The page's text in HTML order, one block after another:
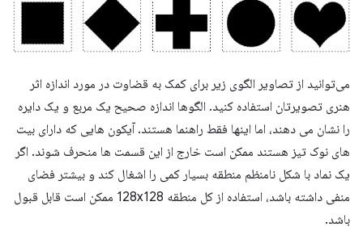
می‌توانید از تصاویر الگوی زیر برای کمک به قضاوت در مورد اندازه اثر
هنری تصویرتان استفاده کنید. الگوها اندازه صحیح یک مربع و یک دایره
را نشان می دهند، اما اینها فقط راهنما هستند. آیکون هایی که دارای بیت
های نوک تیز هستند ممکن است خارج از این قسمت ها منحرف شوند. اگر
یک نماد با شکل نامنظم منطقه بسیار کمی را اشغال کند و بیشتر فضای
منفی داشته باشد، استفاده از کل منطقه 128x128 ممکن است قابل قبول
باشد.